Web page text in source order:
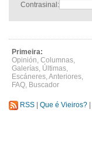
Contrasinal:
Primeira:
Opinión, Columnas,
Galerías, Últimas,
Escáneres,Anteriores,
FAQ, Buscador
RSS Que é Vieiros?